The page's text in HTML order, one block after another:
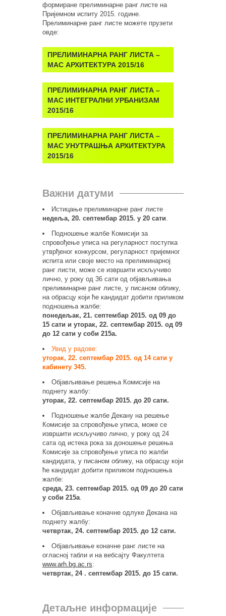
формиране прелиминарне ранг листе на
Пријемном испиту 2015. године.
Прелиминарне ранг листе можете прузети
овде:
ПРЕЛИМИНАРНА РАНГ ЛИСТА –
МАС АРХИТЕКТУРА 2015/16
ПРЕЛИМИНАРНА РАНГ ЛИСТА –
МАС ИНТЕГРАЛНИ УРБАНИЗАМ
2015/16
ПРЕЛИМИНАРНА РАНГ ЛИСТА –
МАС УНУТРАШЊА АРХИТЕКТУРА
2015/16
Важни датуми
Истицање прелиминарне ранг листе
недеља, 20. септембар 2015. у 20 сати.
Подношење жалбе Комисији за
спровођење уписа на регуларност поступка
утврђеног конкурсом, регуларност пријемног
испита или своје место на прелиминарној
ранг листи, може се извршити искључиво
лично, у року од 36 сати од објављивања
прелиминарне ранг листе, у писаном облику,
на обрасцу који ће кандидат добити приликом
подношења жалбе:
понедељак, 21. септембар 2015. од 09 до
15 сати и уторак, 22. септембар 2015. од 09
до 12 сати у соби 215а.
Увид у радове:
уторак, 22. септембар 2015. од 14 сати у
кабинету 345.
Објављивање решења Комисије на
поднету жалбу:
уторак, 22. септембар 2015. до 20 сати.
Подношење жалбе Декану на решење
Комисије за спровођење уписа, може се
извршити искључиво лично, у року од 24
сата од истека рока за доношење решења
Комисије за спровођење уписа по жалби
кандидата, у писаном облику, на обрасцу који
ће кандидат добити приликом подношења
жалбе:
среда, 23. септембар 2015. од 09 до 20 сати
у соби 215а.
Објављивање коначне одлуке Декана на
поднету жалбу:
четвртак, 24. септембар 2015. до 12 сати.
Објављивање коначне ранг листе на
огласној табли и на вебсајту Факултета
www.arh.bg.ac.rs:
четвртак, 24 . септембар 2015. до 15 сати.
Детаљне информације